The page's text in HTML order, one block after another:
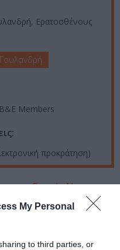
My Personal
to third parties, or
Ερατοσθένους
Members
προκράτηση)
στοGoogle Newsκαι